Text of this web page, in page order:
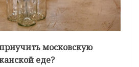
московскую
еде?